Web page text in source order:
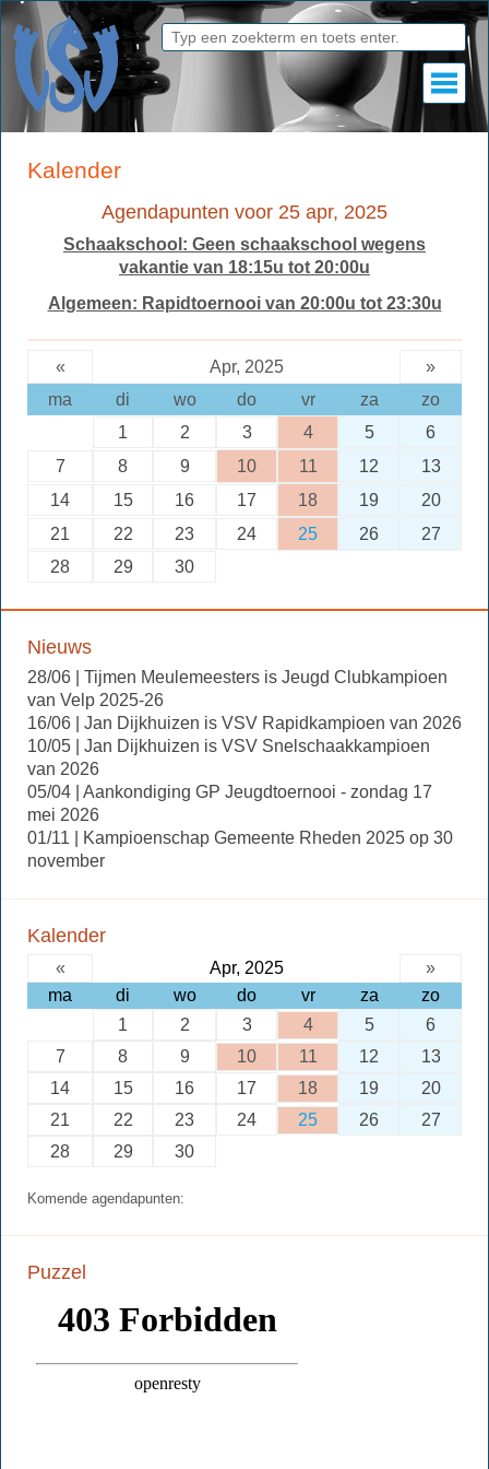
Kalender
Agendapunten voor 25 apr, 2025
Schaakschool: Geen schaakschool wegens
vakantie van 18:15u tot 20:00u
Algemeen: Rapidtoernooi van 20:00u tot 23:30u
« Apr, 2025
»
ma
di wo do vr za
zo
1
2 3 4 5
6
7
8 9 10 11 12
13
14
15 16 17 18 19
20
21
22 23 24 25 26
27
28
29 30
Nieuws
28/06 | Tijmen Meulemeesters is Jeugd Clubkampioen
van Velp 2025-26
16/06 | Jan Dijkhuizen is VSV Rapidkampioen van 2026
10/05 | Jan Dijkhuizen is VSV Snelschaakkampioen
van 2026
05/04 | Aankondiging GP Jeugdtoernooi - zondag 17
mei 2026
01/11 | Kampioenschap Gemeente Rheden 2025 op 30
november
Kalender
« Apr, 2025
»
ma
di wo do vr za
zo
1
2 3 4 5
6
7
8 9 10 11 12
13
14
15 16 17 18 19
20
21
22 23 24 25 26
27
28
29 30
Komende agendapunten:
Puzzel